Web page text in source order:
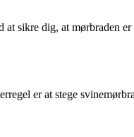
sikre dig, at mørbraden
er at stege